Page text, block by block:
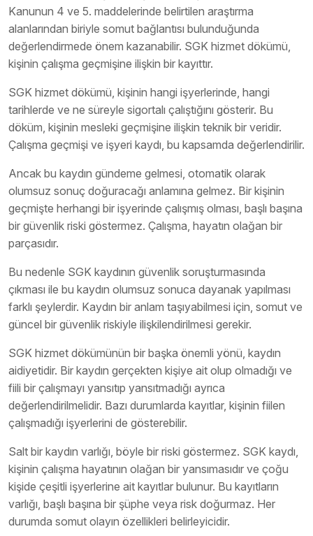
Kanunun 4 ve 5. maddelerinde belirtilen araştırma
alanlarından biriyle somut bağlantısı bulunduğunda
değerlendirmede önem kazanabilir. SGK hizmet dökümü,
kişinin çalışma geçmişine ilişkin bir kayıttır.
SGK hizmet dökümü, kişinin hangi işyerlerinde, hangi
tarihlerde ve ne süreyle sigortalı çalıştığını gösterir. Bu
döküm, kişinin mesleki geçmişine ilişkin teknik bir veridir.
Çalışma geçmişi ve işyeri kaydı, bu kapsamda değerlendirilir.
Ancak bu kaydın gündeme gelmesi, otomatik olarak
olumsuz sonuç doğuracağı anlamına gelmez. Bir kişinin
geçmişte herhangi bir işyerinde çalışmış olması, başlı başına
bir güvenlik riski göstermez. Çalışma, hayatın olağan bir
parçasıdır.
Bu nedenle SGK kaydının güvenlik soruşturmasında
çıkması ile bu kaydın olumsuz sonuca dayanak yapılması
farklı şeylerdir. Kaydın bir anlam taşıyabilmesi için, somut ve
güncel bir güvenlik riskiyle ilişkilendirilmesi gerekir.
SGK hizmet dökümünün bir başka önemli yönü, kaydın
aidiyetidir. Bir kaydın gerçekten kişiye ait olup olmadığı ve
fiili bir çalışmayı yansıtıp yansıtmadığı ayrıca
değerlendirilmelidir. Bazı durumlarda kayıtlar, kişinin fiilen
çalışmadığı işyerlerini de gösterebilir.
Salt bir kaydın varlığı, böyle bir riski göstermez. SGK kaydı,
kişinin çalışma hayatının olağan bir yansımasıdır ve çoğu
kişide çeşitli işyerlerine ait kayıtlar bulunur. Bu kayıtların
varlığı, başlı başına bir şüphe veya risk doğurmaz. Her
durumda somut olayın özellikleri belirleyicidir.